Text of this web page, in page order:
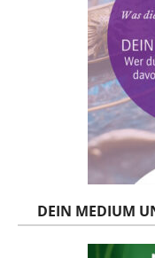
DEIN MEDIUM